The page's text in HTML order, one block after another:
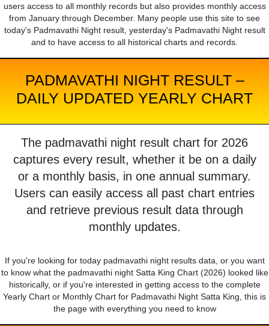
users access to all monthly records but also provides monthly access
from January through December. Many people use this site to see
today's Padmavathi Night result, yesterday's Padmavathi Night result
and to have access to all historical charts and records.
PADMAVATHI NIGHT RESULT –
DAILY UPDATED YEARLY CHART
The padmavathi night result chart for 2026
captures every result, whether it be on a daily
or a monthly basis, in one annual summary.
Users can easily access all past chart entries
and retrieve previous result data through
monthly updates.
If you're looking for today padmavathi night results data, or you want
to know what the padmavathi night Satta King Chart (2026) looked like
historically, or if you're interested in getting access to the complete
Yearly Chart or Monthly Chart for Padmavathi Night Satta King, this is
the page with everything you need to know